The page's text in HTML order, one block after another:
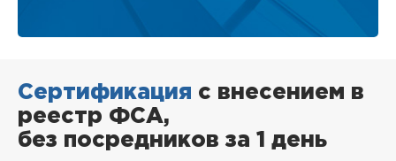
Сертификация с внесением в
реестр ФСА,
без посредников за 1 день